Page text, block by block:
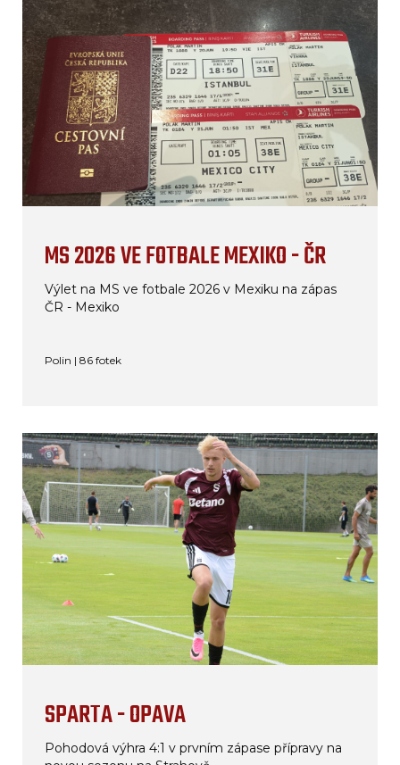
MS 2026 VE FOTBALE MEXIKO - ČR
Výlet na MS ve fotbale 2026 v Mexiku na zápas
ČR - Mexiko
Polin | 86 fotek
SPARTA - OPAVA
Pohodová výhra 4:1 v prvním zápase přípravy na